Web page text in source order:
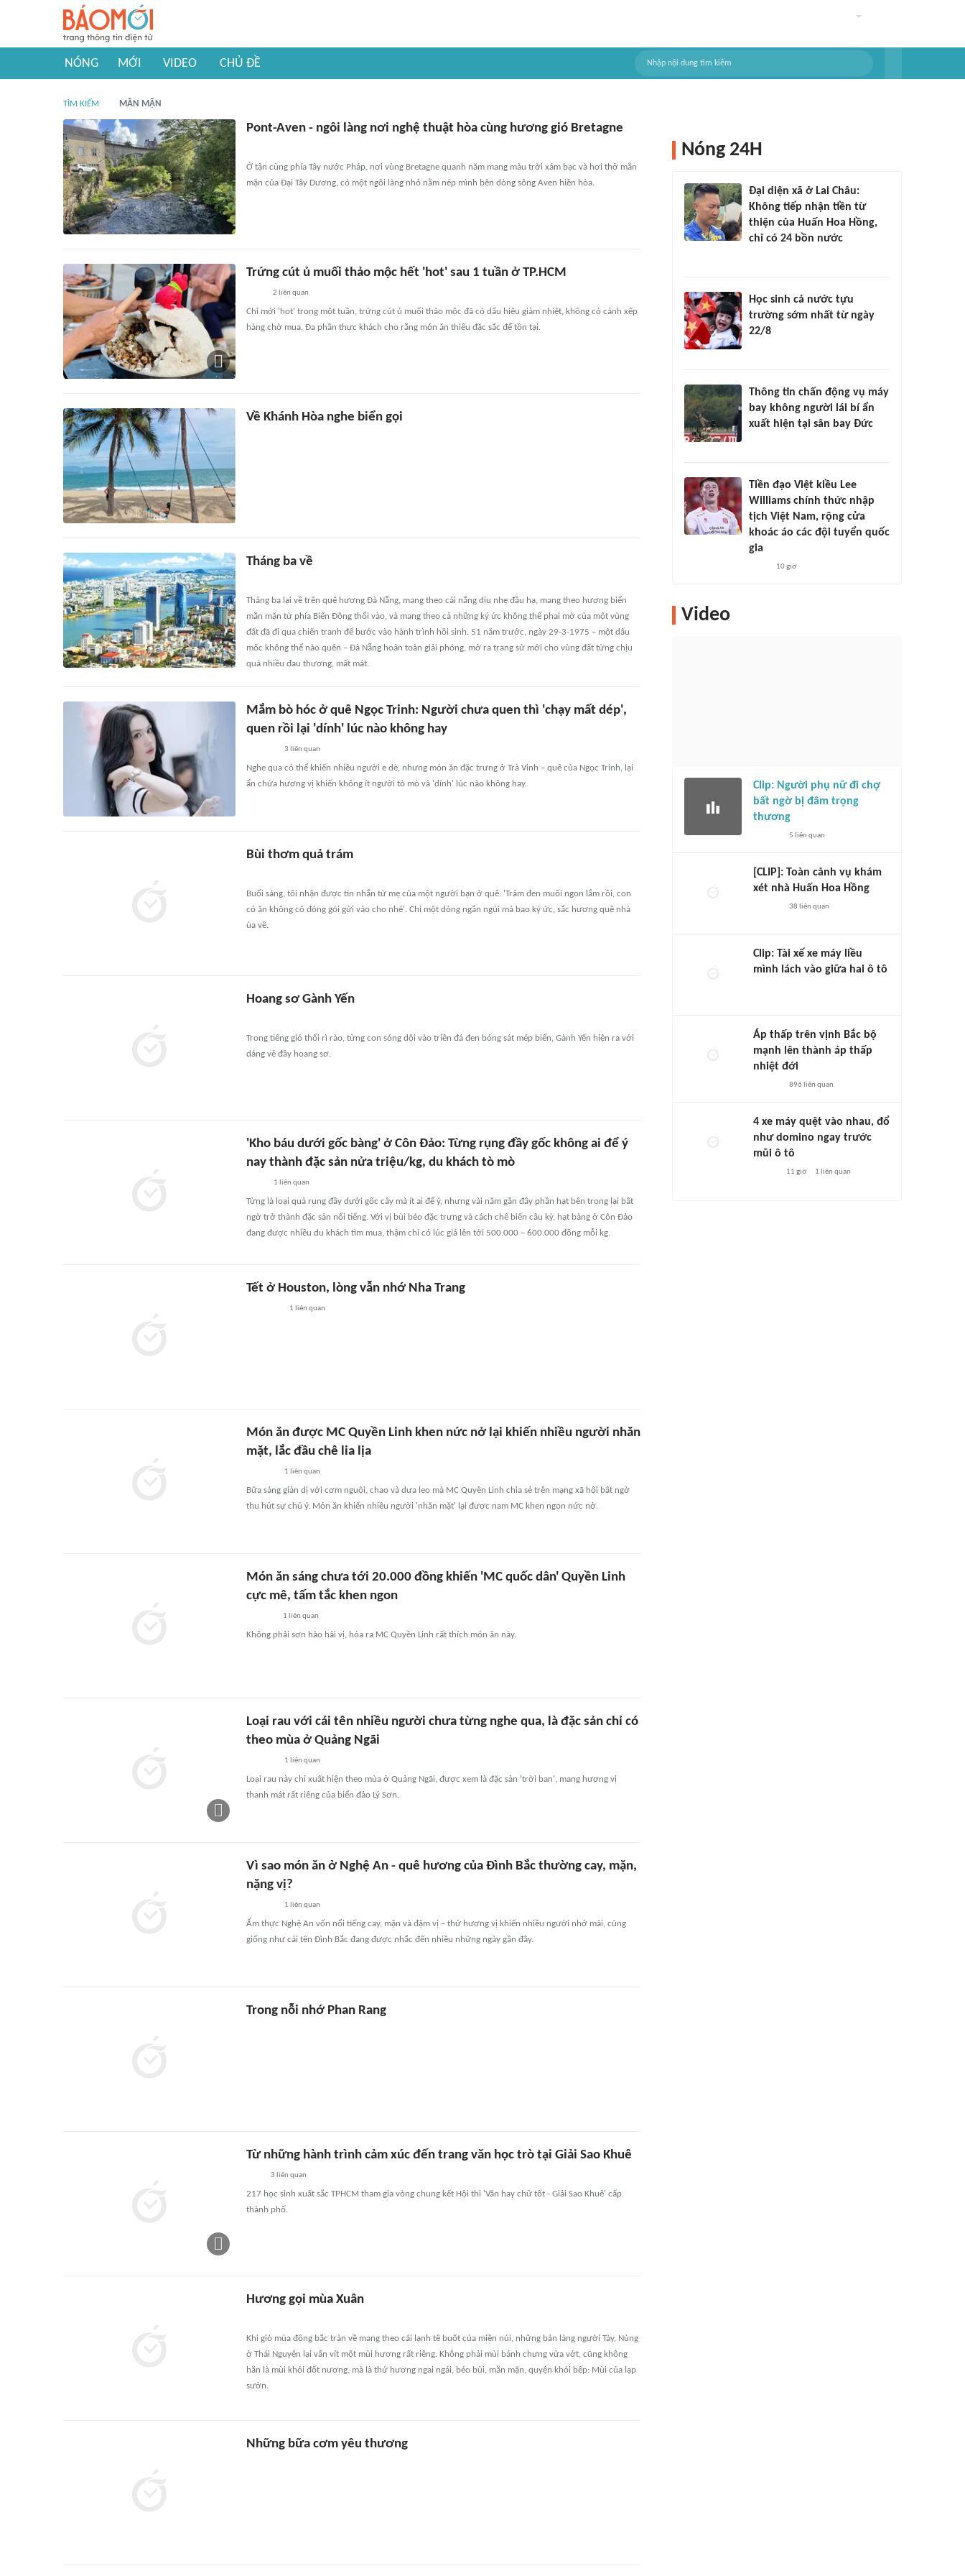
NÓNG MỚI VIDEO CHỦ ĐỀ
TÌM KIẾM MẰN MẶN
Pont-Aven - ngôi làng nơi nghệ thuật hòa cùng hương gió Bretagne
Ở tận cùng phía Tây nước Pháp, nơi vùng Bretagne quanh năm mang màu trời xám bạc và hơi thở mằn
mặn của Đại Tây Dương, có một ngôi làng nhỏ nằm nép mình bên dòng sông Aven hiền hòa.
Trứng cút ủ muối thảo mộc hết 'hot' sau 1 tuần ở TP.HCM
2 liên quan
Chỉ mới 'hot' trong một tuần, trứng cút ủ muối thảo mộc đã có dấu hiệu giảm nhiệt, không có cảnh xếp
hàng chờ mua. Đa phần thực khách cho rằng món ăn thiếu đặc sắc để tồn tại.
Về Khánh Hòa nghe biển gọi
Tháng ba về
Tháng ba lại về trên quê hương Đà Nẵng, mang theo cái nắng dịu nhẹ đầu hạ, mang theo hương biển
mằn mặn từ phía Biển Đông thổi vào, và mang theo cả những ký ức không thể phai mờ của một vùng
đất đã đi qua chiến tranh để bước vào hành trình hồi sinh. 51 năm trước, ngày 29-3-1975 – một dấu
mốc không thể nào quên – Đà Nẵng hoàn toàn giải phóng, mở ra trang sử mới cho vùng đất từng chịu
quá nhiều đau thương, mất mát.
Mắm bò hóc ở quê Ngọc Trinh: Người chưa quen thì 'chạy mất dép',
quen rồi lại 'dính' lúc nào không hay
3 liên quan
Nghe qua có thể khiến nhiều người e dè, nhưng món ăn đặc trưng ở Trà Vinh – quê của Ngọc Trinh, lại
ẩn chứa hương vị khiến không ít người tò mò và 'dính' lúc nào không hay.
Bùi thơm quả trám
Buổi sáng, tôi nhận được tin nhắn từ mẹ của một người bạn ở quê: 'Trám đen muối ngon lắm rồi, con
có ăn không cô đóng gói gửi vào cho nhé'. Chỉ một dòng ngắn ngủi mà bao ký ức, sắc hương quê nhà
ùa về.
Hoang sơ Gành Yến
Trong tiếng gió thổi rì rào, từng con sóng dội vào triền đá đen bóng sát mép biển, Gành Yến hiện ra với
dáng vẻ đầy hoang sơ.
'Kho báu dưới gốc bàng' ở Côn Đảo: Từng rụng đầy gốc không ai để ý
nay thành đặc sản nửa triệu/kg, du khách tò mò
1 liên quan
Từng là loại quả rụng đầy dưới gốc cây mà ít ai để ý, nhưng vài năm gần đây phần hạt bên trong lại bất
ngờ trở thành đặc sản nổi tiếng. Với vị bùi béo đặc trưng và cách chế biến cầu kỳ, hạt bàng ở Côn Đảo
đang được nhiều du khách tìm mua, thậm chí có lúc giá lên tới 500.000 – 600.000 đồng mỗi kg.
Tết ở Houston, lòng vẫn nhớ Nha Trang
1 liên quan
Món ăn được MC Quyền Linh khen nức nở lại khiến nhiều người nhăn
mặt, lắc đầu chê lia lịa
1 liên quan
Bữa sáng giản dị với cơm nguội, chao và dưa leo mà MC Quyền Linh chia sẻ trên mạng xã hội bất ngờ
thu hút sự chú ý. Món ăn khiến nhiều người 'nhăn mặt' lại được nam MC khen ngon nức nở.
Món ăn sáng chưa tới 20.000 đồng khiến 'MC quốc dân' Quyền Linh
cực mê, tấm tắc khen ngon
1 liên quan
Không phải sơn hào hải vị, hóa ra MC Quyền Linh rất thích món ăn này.
Loại rau với cái tên nhiều người chưa từng nghe qua, là đặc sản chỉ có
theo mùa ở Quảng Ngãi
1 liên quan
Loại rau này chỉ xuất hiện theo mùa ở Quảng Ngãi, được xem là đặc sản 'trời ban', mang hương vị
thanh mát rất riêng của biển đảo Lý Sơn.
Vì sao món ăn ở Nghệ An - quê hương của Đình Bắc thường cay, mặn,
nặng vị?
1 liên quan
Ẩm thực Nghệ An vốn nổi tiếng cay, mặn và đậm vị – thứ hương vị khiến nhiều người nhớ mãi, cũng
giống như cái tên Đình Bắc đang được nhắc đến nhiều những ngày gần đây.
Trong nỗi nhớ Phan Rang
Từ những hành trình cảm xúc đến trang văn học trò tại Giải Sao Khuê
3 liên quan
217 học sinh xuất sắc TPHCM tham gia vòng chung kết Hội thi 'Văn hay chữ tốt - Giải Sao Khuê' cấp
thành phố.
Hương gọi mùa Xuân
Khi gió mùa đông bắc tràn về mang theo cái lạnh tê buốt của miền núi, những bản làng người Tày, Nùng
ở Thái Nguyên lại vấn vít một mùi hương rất riêng. Không phải mùi bánh chưng vừa vớt, cũng không
hẳn là mùi khói đốt nương, mà là thứ hương ngai ngái, béo bùi, mằn mặn, quyện khói bếp: Mùi của lạp
sườn.
Những bữa cơm yêu thương
Nóng 24H
Đại diện xã ở Lai Châu:
Không tiếp nhận tiền từ
thiện của Huấn Hoa Hồng,
chỉ có 24 bồn nước
Học sinh cả nước tựu
trường sớm nhất từ ngày
22/8
Thông tin chấn động vụ máy
bay không người lái bí ẩn
xuất hiện tại sân bay Đức
Tiền đạo Việt kiều Lee
Williams chính thức nhập
tịch Việt Nam, rộng cửa
khoác áo các đội tuyển quốc
gia
10 giờ
Video
Clip: Người phụ nữ đi chợ
bất ngờ bị đâm trọng
thương
5 liên quan
[CLIP]: Toàn cảnh vụ khám
xét nhà Huấn Hoa Hồng
38 liên quan
Clip: Tài xế xe máy liều
mình lách vào giữa hai ô tô
Áp thấp trên vịnh Bắc bộ
mạnh lên thành áp thấp
nhiệt đới
896 liên quan
4 xe máy quệt vào nhau, đổ
như domino ngay trước
mũi ô tô
11 giờ 1 liên quan